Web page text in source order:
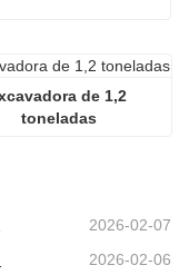
de 1,2
toneladas
2026-02-07
2026-02-06